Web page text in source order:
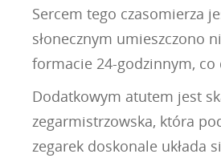
Sercem tego czasomierza
słonecznym umieszczono
formacie 24-godzinnym,
Dodatkowym atutem jest
zegarmistrzowska, która
zegarek doskonale